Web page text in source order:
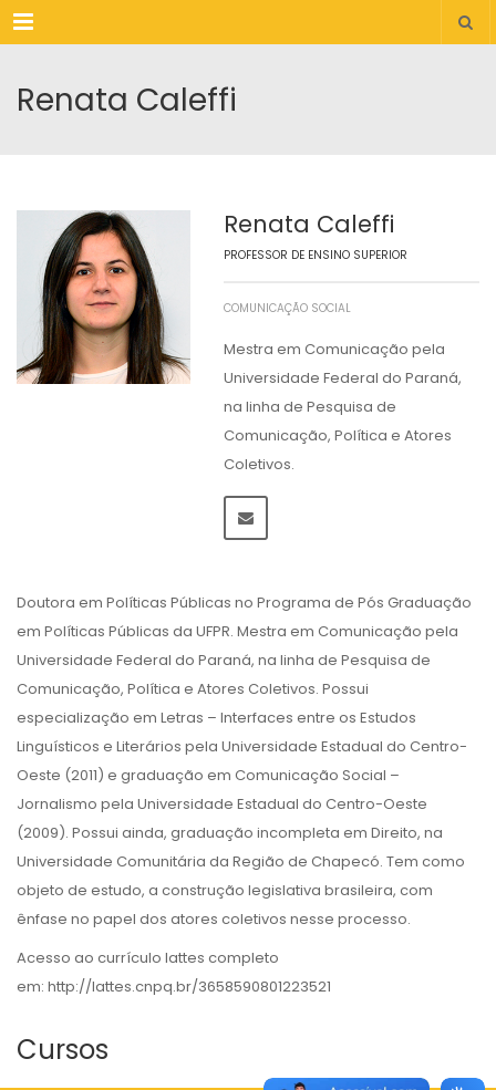
Menu
Renata Caleffi
Renata Caleffi
PROFESSOR DE ENSINO SUPERIOR
COMUNICAÇÃO SOCIAL
Mestra em Comunicação pela
Universidade Federal do Paraná,
na linha de Pesquisa de
Comunicação, Política e Atores
Coletivos.
Doutora em Políticas Públicas no Programa de Pós Graduação
em Políticas Públicas da UFPR. Mestra em Comunicação pela
Universidade Federal do Paraná, na linha de Pesquisa de
Comunicação, Política e Atores Coletivos. Possui
especialização em Letras – Interfaces entre os Estudos
Linguísticos e Literários pela Universidade Estadual do Centro-
Oeste (2011) e graduação em Comunicação Social –
Jornalismo pela Universidade Estadual do Centro-Oeste
(2009). Possui ainda, graduação incompleta em Direito, na
Universidade Comunitária da Região de Chapecó. Tem como
objeto de estudo, a construção legislativa brasileira, com
ênfase no papel dos atores coletivos nesse processo.
Acesso ao currículo lattes completo
em: http://lattes.cnpq.br/3658590801223521
Cursos